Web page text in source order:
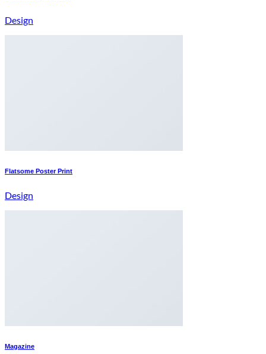
Design
Flatsome Poster Print
Design
Magazine